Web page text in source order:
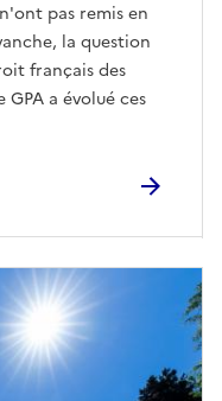
pas remis en
la question
français des
a évolué ces